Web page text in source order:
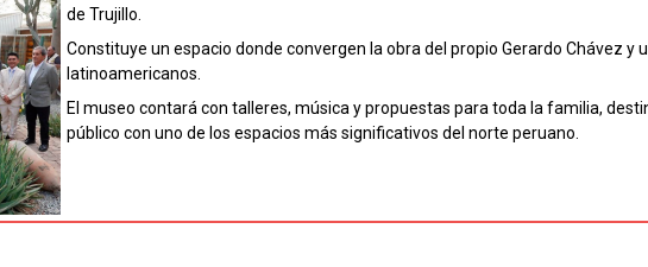
de Trujillo.
Constituye un espacio donde convergen la obra del propio Gerardo Chávez
latinoamericanos.
El museo contará con talleres, música y propuestas para toda la familia,
público con uno de los espacios más significativos del norte peruano.